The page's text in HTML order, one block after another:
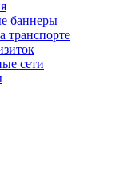
баннеры
транспорте
сети